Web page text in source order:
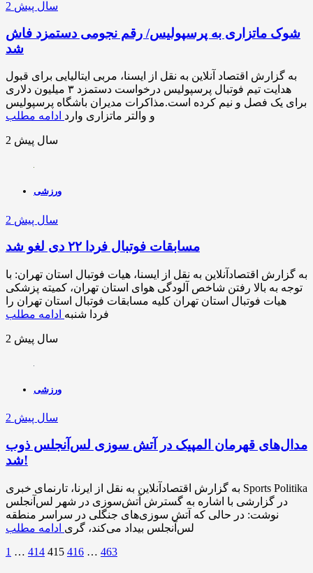
2 سال پیش
شوک ماتزاری به پرسپولیس/ رقم نجومی دستمزد فاش
شد
به گزارش اقتصاد آنلاین به نقل از ایسنا، مربی ایتالیایی برای قبول
هدایت تیم فوتبال پرسپولیس درخواست دستمزد ۳ میلیون دلاری
برای یک فصل و نیم کرده است.مذاکرات مدیران باشگاه پرسپولیس
و والتر ماتزاری وارد ادامه مطلب
2 سال پیش
ورزشی
2 سال پیش
مسابقات فوتبال فردا ۲۲ دی لغو شد
به گزارش اقتصادآنلاین به نقل از ایسنا، هیات فوتبال استان تهران: با
توجه به بالا رفتن شاخص آلودگی هوای استان تهران، کمیته پزشکی
هیات فوتبال استان تهران کلیه مسابقات فوتبال استان تهران را
فردا شنبه ادامه مطلب
2 سال پیش
ورزشی
2 سال پیش
مدال‌های قهرمان المپیک در آتش سوزی لس‌آنجلس ذوب
شد!
به گزارش اقتصادآنلاین به نقل از ایرنا، تارنمای خبری Sports Politika
در گزارشی با اشاره به گسترش آتش‌سوزی در شهر لس‌آنجلس
نوشت: در حالی که آتش سوزی‌های جنگلی در سراسر منطقه
لس‌آنجلس بیداد می‌کند، گری ادامه مطلب
1 … 414 415 416 … 463